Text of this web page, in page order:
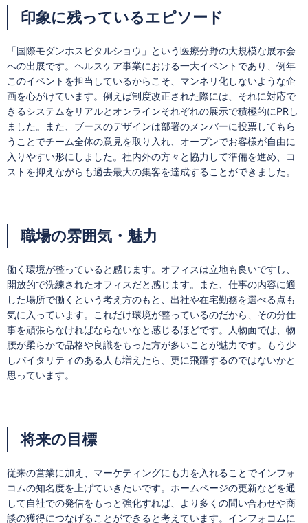
印象に残っているエピソード
「国際モダンホスピタルショウ」という医療分野の大規模な展示会
への出展です。ヘルスケア事業における一大イベントであり、例年
このイベントを担当しているからこそ、マンネリ化しないような企
画を心がけています。例えば制度改正された際には、それに対応で
きるシステムをリアルとオンラインそれぞれの展示で積極的にPRし
ました。また、ブースのデザインは部署のメンバーに投票してもら
うことでチーム全体の意見を取り入れ、オープンでお客様が自由に
入りやすい形にしました。社内外の方々と協力して準備を進め、コ
ストを抑えながらも過去最大の集客を達成することができました。
職場の雰囲気・魅力
働く環境が整っていると感じます。オフィスは立地も良いですし、
開放的で洗練されたオフィスだと感じます。また、仕事の内容に適
した場所で働くという考え方のもと、出社や在宅勤務を選べる点も
気に入っています。これだけ環境が整っているのだから、その分仕
事を頑張らなければならないなと感じるほどです。人物面では、物
腰が柔らかで品格や良識をもった方が多いことが魅力です。もう少
しバイタリティのある人も増えたら、更に飛躍するのではないかと
思っています。
将来の目標
従来の営業に加え、マーケティングにも力を入れることでインフォ
コムの知名度を上げていきたいです。ホームページの更新などを通
して自社での発信をもっと強化すれば、より多くの問い合わせや商
談の獲得につなげることができると考えています。インフォコムに